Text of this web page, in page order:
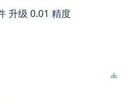
升级 0.01 精度